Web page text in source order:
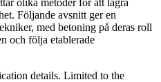
olika metoder för att lagra
Följande avsnitt ger en
med betoning på deras roll
och följa etablerade
details. Limited to the